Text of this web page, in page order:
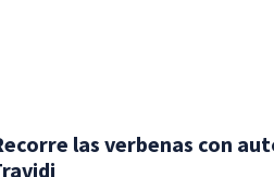
las verbenas con